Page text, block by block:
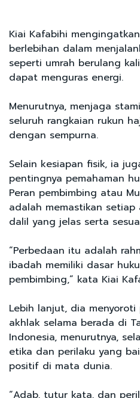
Kiai Kafabihi
berlebihan dalam
seperti umrah berulang
dapat menguras energi.
Menurutnya, menjaga
seluruh rangkaian rukun
dengan sempurna.
Selain kesiapan fisik, ia
pentingnya pemahaman
Peran pembimbing atau
adalah memastikan setiap
dalil yang jelas serta
“Perbedaan itu adalah
ibadah memiliki dasar
pembimbing,” kata Kiai
Lebih lanjut, dia
akhlak selama berada di
Indonesia, menurutnya,
etika dan perilaku yang
positif di mata dunia.
“Adab, tutur kata, dan